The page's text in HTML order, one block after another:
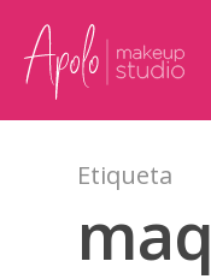
Etiqueta